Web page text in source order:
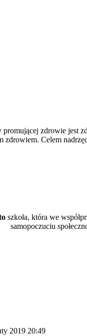
promującej zdrowie jest
zdrowiem. Celem
szkoła, która we
samopoczuciu
2019 20:49